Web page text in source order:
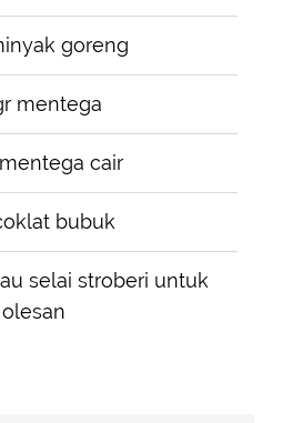
goreng
mentega
cair
bubuk
selai stroberi untuk
olesan